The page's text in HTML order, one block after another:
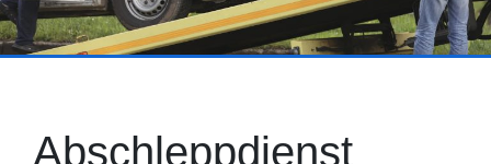
Abschleppdienst